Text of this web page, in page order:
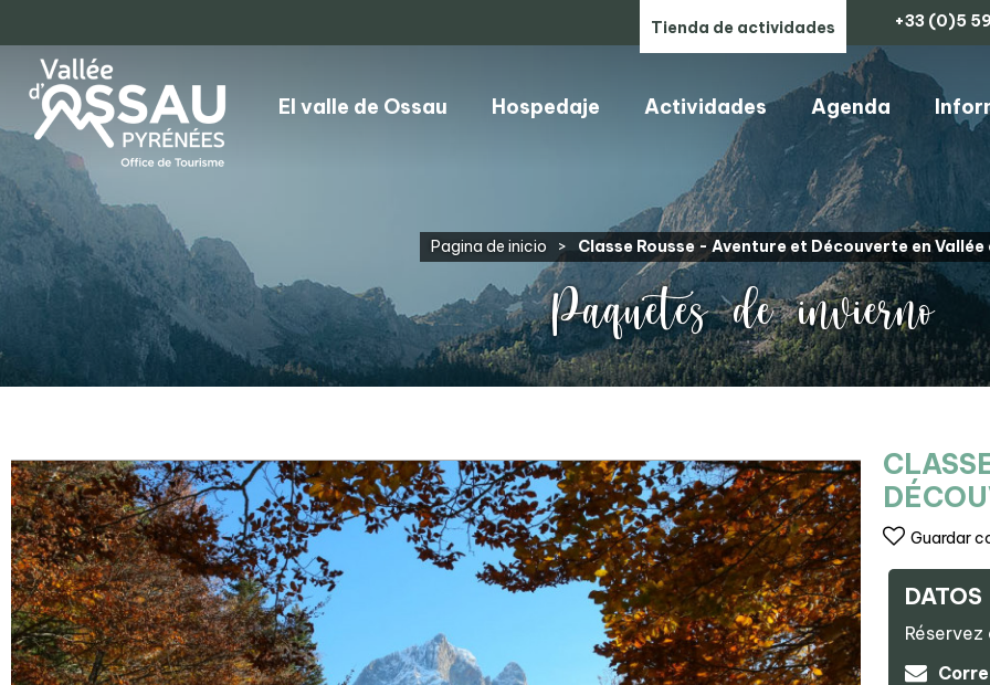
Tienda de actividades +33 (0)5
El valle de Ossau Hospedaje Actividades Agenda
Pagina de inicio > Classe Rousse - Aventure et Découverte en Vallée
Paquetes de invierno
Guardar
DATOS